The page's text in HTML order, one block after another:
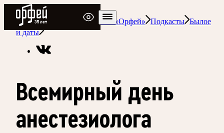
Радио Орфей
Радио классической музыки «Орфей» Подкасты Былое
и даты
Всемирный день
анестезиолога